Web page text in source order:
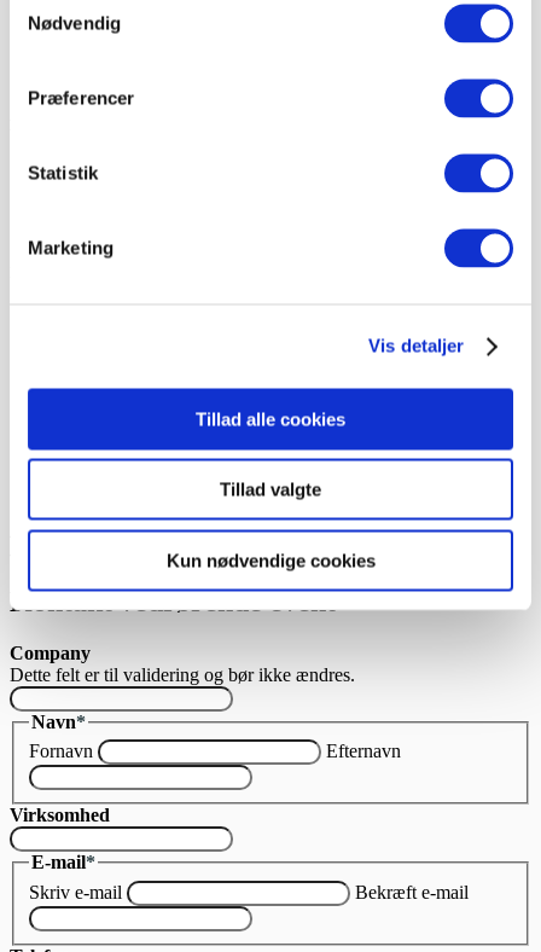
Nødvendig
Præferencer
Statistik
Marketing
Vis detaljer
Tillad alle cookies
Tillad valgte
Kun nødvendige cookies
Privatlivspolitik
Databehandling
Kontakt
FAQ
Kontakt vedrørende event
Company
Dette felt er til validering og bør ikke ændres.
Navn*
Fornavn
Efternavn
Virksomhed
E-mail*
Skriv e-mail
Bekræft e-mail